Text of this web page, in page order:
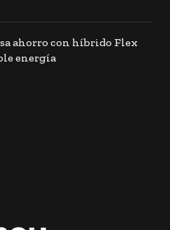
ahorro con híbrido Flex
energía